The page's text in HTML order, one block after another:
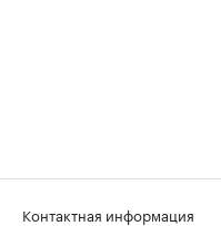
Контактная информация